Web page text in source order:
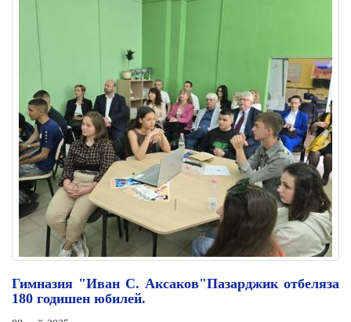
Гимназия "Иван С. Аксаков"Пазарджик отбеляза
180 годишен юбилей.